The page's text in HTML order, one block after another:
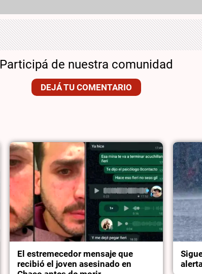
Participá de nuestra comunidad
DEJÁ TU COMENTARIO
El estremecedor mensaje que
recibió el joven asesinado en